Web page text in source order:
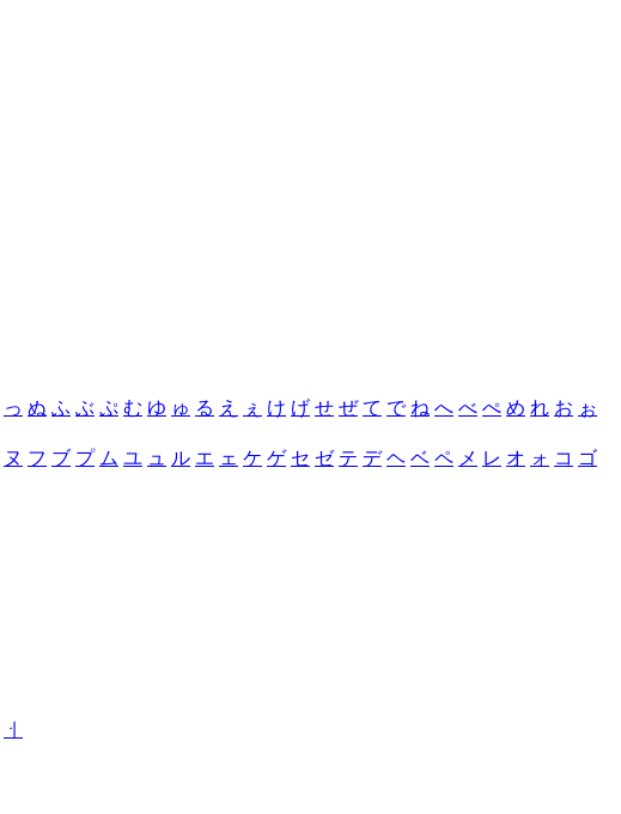
っ ぬ ふ ぶ ぷ む ゆ ゅ る え ぇ け げ せ ぜ て で ね へ べ ぺ め れ お ぉ
ヌ フ ブ プ ム ユ ュ ル エ ェ ケ ゲ セ ゼ テ デ ヘ ベ ペ メ レ オ ォ コ ゴ
ㆎ